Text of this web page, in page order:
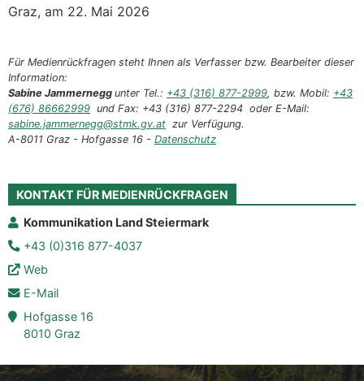
Graz, am 22. Mai 2026
Für Medienrückfragen steht Ihnen als Verfasser bzw. Bearbeiter dieser
Information:
Sabine Jammernegg unter Tel.: +43 (316) 877-2999, bzw. Mobil: +43
(676) 86662999 und Fax: +43 (316) 877-2294 oder E-Mail:
sabine.jammernegg@stmk.gv.at zur Verfügung.
A-8011 Graz - Hofgasse 16 - Datenschutz
KONTAKT FÜR MEDIENRÜCKFRAGEN
Kommunikation Land Steiermark
+43 (0)316 877-4037
Web
E-Mail
Hofgasse 16
8010 Graz